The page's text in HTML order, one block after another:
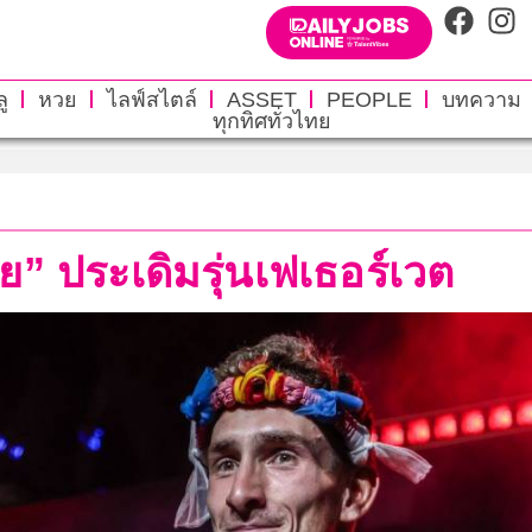
หวย ไลฟ์สไตล์ ASSET PEOPLE
บทความ
ทุกทิศทั่วไทย
ประเดิมรุ่นเฟเธอร์เวต